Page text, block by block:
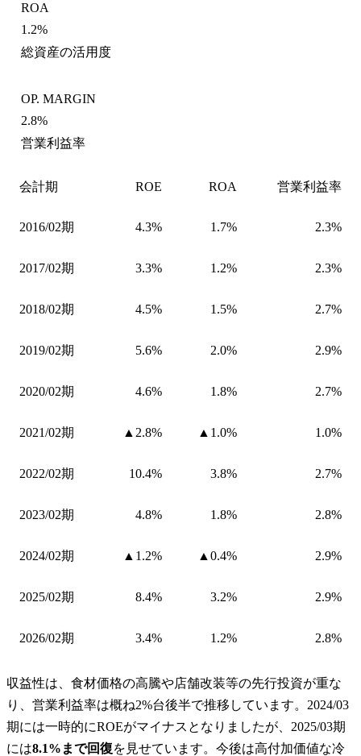
ROA
1.2%
総資産の活用度
OP. MARGIN
2.8%
営業利益率
会計期 ROE ROA 営業利益率
2016/02期 4.3% 1.7% 2.3%
2017/02期 3.3% 1.2% 2.3%
2018/02期 4.5% 1.5% 2.7%
2019/02期 5.6% 2.0% 2.9%
2020/02期 4.6% 1.8% 2.7%
2021/02期 ▲2.8% ▲1.0% 1.0%
2022/02期 10.4% 3.8% 2.7%
2023/02期 4.8% 1.8% 2.8%
2024/02期 ▲1.2% ▲0.4% 2.9%
2025/02期 8.4% 3.2% 2.9%
2026/02期 3.4% 1.2% 2.8%
収益性は、食材価格の高騰や店舗改装等の先行投資が重な
り、営業利益率は概ね2%台後半で推移しています。2024/03
期には一時的にROEがマイナスとなりましたが、2025/03期
には8.1%まで回復を見せています。今後は高付加価値な冷